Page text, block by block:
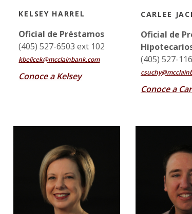
KELSEY HARREL
Oficial de Préstamos
(405) 527-6503 ext 102
kbelicek@mcclainbank.com
Conoce a Kelsey
CARLEE
Oficial de
(405) 527-
Conoce a